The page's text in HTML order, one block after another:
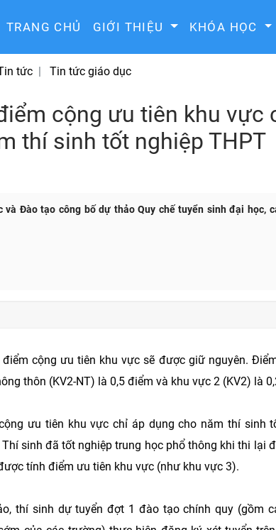
TRANG CHỦ GIỚI THIỆU KHÓA HỌC
tức Tin tức giáo dục
cộng ưu tiên khu vực
thí sinh tốt nghiệp THPT
và Đào tạo công bố dự thảo Quy chế tuyển sinh đại học,
cộng ưu tiên khu vực sẽ được giữ nguyên.
thôn (KV2-NT) là 0,5 điểm và khu vực 2 (KV2) là
ưu tiên khu vực chỉ áp dụng cho năm thí sinh
sinh đã tốt nghiệp trung học phổ thông khi thi lại
tính điểm ưu tiên khu vực (như khu vực 3).
thí sinh dự tuyển đợt 1 đào tạo chính quy (gồm